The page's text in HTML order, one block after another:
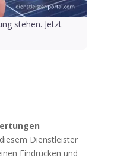
stehen. Jetzt
Dienstleister
Eindrücken und